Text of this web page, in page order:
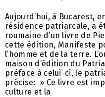
Aujourd’hui, à Bucarest,
résidence patriarcale, a
roumaine d’un livre de
cette édition, Manifeste
l’homme et de la terre.
maison d’édition du
préface à celui-ci, le
précise: » Ce livre est
culture et la